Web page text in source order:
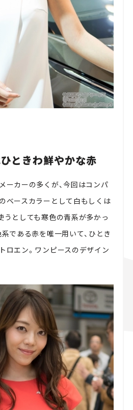
ときわ鮮やかな赤
ーカーの多くが、今回はコンパ
ベースカラーとして白もしくは
うとしても寒色の青系が多かっ
である赤を唯一用いて、ひとき
ロエン。ワンピースのデザイン